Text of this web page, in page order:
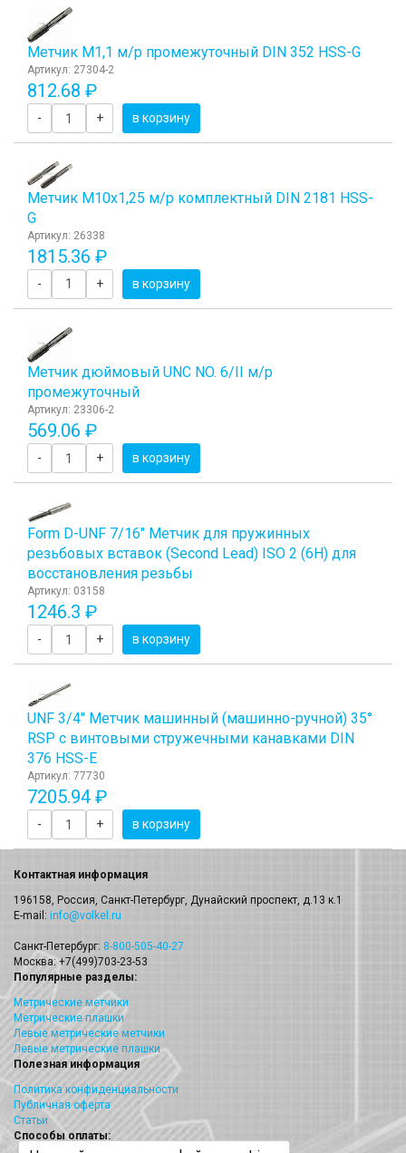
Метчик М1,1 м/р промежуточный DIN 352 HSS-G
Артикул: 27304-2
812.68 ₽
- + в корзину
Метчик М10x1,25 м/р комплектный DIN 2181 HSS-
G
Артикул: 26338
1815.36 ₽
- + в корзину
Метчик дюймовый UNC NO. 6/II м/р
промежуточный
Артикул: 23306-2
569.06 ₽
- + в корзину
Form D-UNF 7/16" Метчик для пружинных
резьбовых вставок (Second Lead) ISO 2 (6H) для
восстановления резьбы
Артикул: 03158
1246.3 ₽
- + в корзину
UNF 3/4" Метчик машинный (машинно-ручной) 35°
RSP с винтовыми стружечными канавками DIN
376 HSS-E
Артикул: 77730
7205.94 ₽
- + в корзину
Контактная информация
196158, Россия, Санкт-Петербург, Дунайский проспект, д.13 к.1
E-mail: info@volkel.ru
Санкт-Петербург: 8-800-505-40-27
Москва: +7(499)703-23-53
Популярные разделы:
Метрические метчики
Метрические плашки
Левые метрические метчики
Левые метрические плашки
Полезная информация
Политика конфиденциальности
Публичная оферта
Статьи
Способы оплаты: